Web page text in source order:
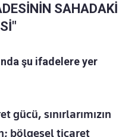
SAHADAKİ
şu ifadelere yer
sınırlarımızın
bölgesel ticaret